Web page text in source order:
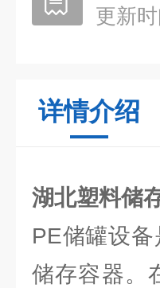
更新时
详情介绍
湖北塑料储
PE储罐设
储存容器。